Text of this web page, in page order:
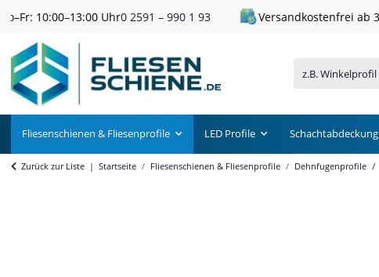
Versandkostenfrei ab 300 € Einkaufswert
Fliesenschienen & Fliesenprofile LED Profile Schachtabdeckung
Zurück zur Liste Startseite Fliesenschienen & Fliesenprofile Dehnfugenprofile